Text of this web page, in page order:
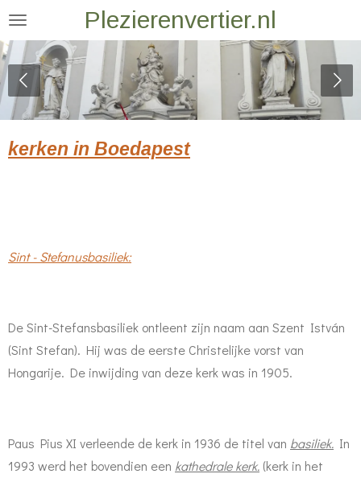
Ga
direct
naar
de
hoofdinhoud
Plezierenvertier.nl
kerken in Boedapest
Sint - Stefanusbasiliek:
De Sint-Stefansbasiliek ontleent zijn naam aan Szent István
(Sint Stefan). Hij was de eerste Christelijke vorst van
Hongarije. De inwijding van deze kerk was in 1905.
Paus Pius XI verleende de kerk in 1936 de titel van basiliek. In
1993 werd het bovendien een kathedrale kerk. (kerk in het